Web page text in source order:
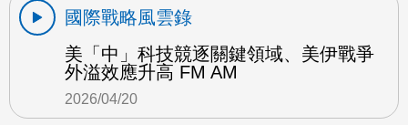
國際戰略風雲錄
美「中」科技競逐關鍵領域、美伊戰爭
外溢效應升高 FM AM
2026/04/20